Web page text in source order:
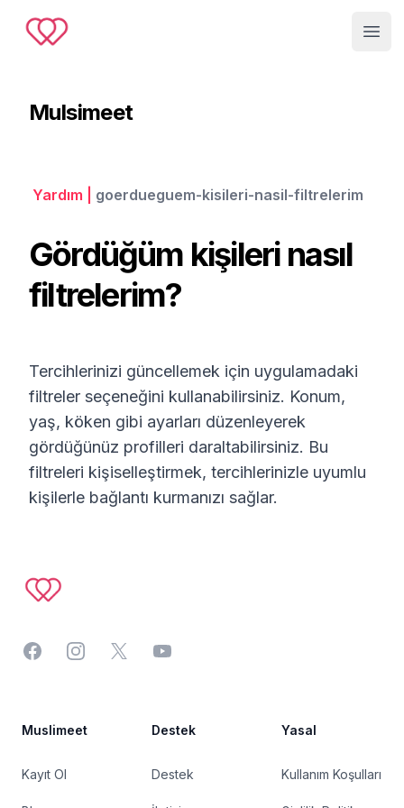
Muslimeet
Mulsimeet
Yardım goerdueguem-kisileri-nasil-filtrelerim
Gördüğüm kişileri nasıl
filtrelerim?
Tercihlerinizi güncellemek için uygulamadaki
filtreler seçeneğini kullanabilirsiniz. Konum,
yaş, köken gibi ayarları düzenleyerek
gördüğünüz profilleri daraltabilirsiniz. Bu
filtreleri kişiselleştirmek, tercihlerinizle uyumlu
kişilerle bağlantı kurmanızı sağlar.
FacebookInstagramTwitterYouTube
Muslimeet
Kayıt Ol
Destek
Destek
Yasal
Kullanım Koşulları